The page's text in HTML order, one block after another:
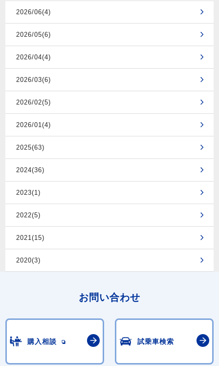
2026/06(4)
2026/05(6)
2026/04(4)
2026/03(6)
2026/02(5)
2026/01(4)
2025(63)
2024(36)
2023(1)
2022(5)
2021(15)
2020(3)
お問い合わせ
購入相談 試乗車検索